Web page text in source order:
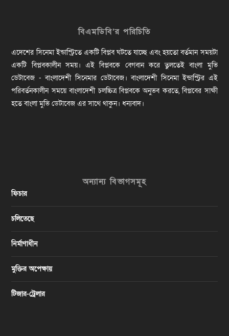
বিএমডিবি’র পরিচিতি
এদেশের সিনেমা ইন্ডাস্ট্রিতে একটি বিপ্লব ঘটতে যাচ্ছে এবং হয়তো বর্তমান সময়টা
একটি বিপ্লবকালীন সময়। এই বিপ্লবকে বেগবান করে তুলতেই বাংলা মুভি
ডেটাবেজ - বাংলাদেশী সিনেমার ডেটাবেজ। বাংলাদেশী সিনেমা ইন্ডাস্ট্রির এই
পরিবর্তনকালীন সময়ে বাংলাদেশী চলচ্চিত্র বিপ্লবকে অনুভব করতে, বিপ্লবের সাক্ষী
হতে বাংলা মুভি ডেটাবেজ এর সাথে থাকুন। ধন্যবাদ।
অন্যান্য বিভাগসমূহ
ফিচার
চলিতেছে
নির্মাণাধীন
মুক্তির অপেক্ষায়
টিজার-ট্রেলার